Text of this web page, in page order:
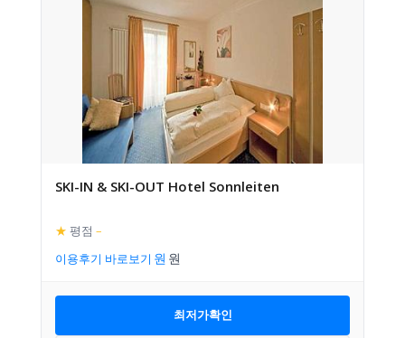
SKI-IN & SKI-OUT Hotel Sonnleiten
★ 평점 –
이용후기 바로보기
최저가확인